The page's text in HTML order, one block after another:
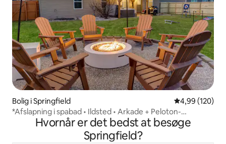
Bolig i Springfield 4,99 ud af 5 i
4,99 (120)
*Afslapning i spabad • Ildsted • Arkade + Peloton-
fitnessrumHvornår er det bedst at besøge
Springfield?